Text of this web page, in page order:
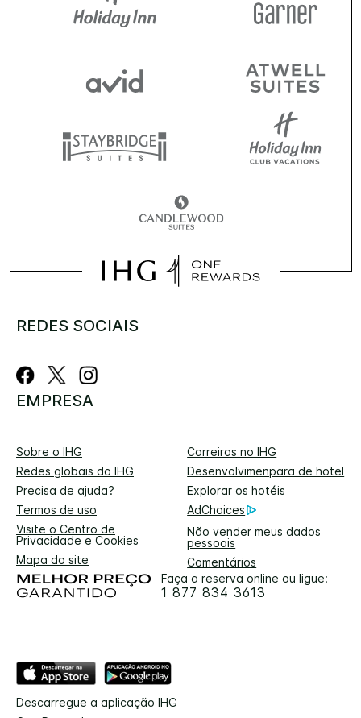
REDES SOCIAIS
EMPRESA
Sobre o IHG
Carreiras no IHG
Redes globais do IHG
Desenvolvimenpara de hotel
Precisa de ajuda?
Explorar os hotéis
Termos de uso
AdChoices
Visite o Centro de
Privacidade e Cookies
Não vender meus dados
pessoais
Mapa do site
Comentários
Faça a reserva online ou ligue:
1 877 834 3613
Descarregue a aplicação IHG